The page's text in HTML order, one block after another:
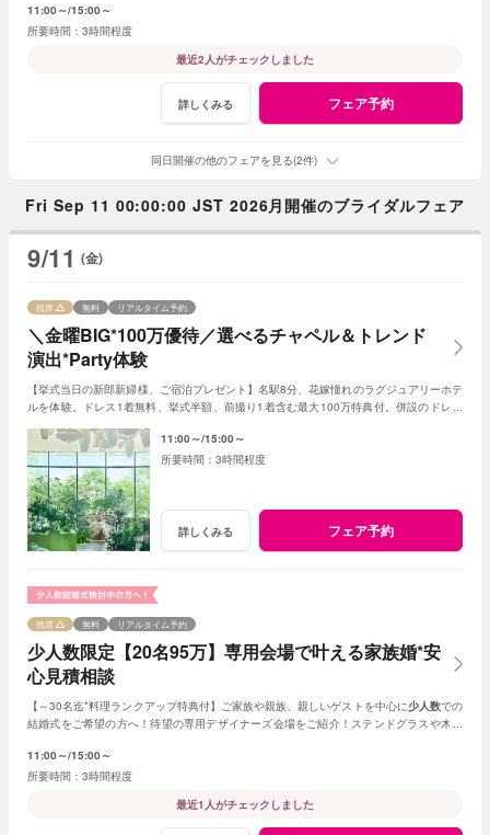
11:00～ 15:00～
3時間程度
最近2人がチェックしました
詳しくみる フェア予約
同日開催の他のフェアを見る(2件)
Fri Sep 11 00:00:00 JST 2026月開催のブライダルフェア
9/11 (金)
＼金曜BIG*100万優待／選べるチャペル＆トレンド
演出*Party体験
残席 無料 リアルタイム予約
【挙式当日の新郎新婦様、ご宿泊プレゼント】名駅8分、花嫁憧れのラグジュアリーホテ
ルを体験。ドレス1着無料、挙式半額、前撮り1着含む最大100万特典付。併設のドレス
11:00～ 15:00～
3時間程度
詳しくみる フェア予約
少人数限定【20名95万】専用会場で叶える家族婚*安
心見積相談
残席 無料 リアルタイム予約
【～30名迄*料理ランクアップ特典付】ご家族や親族、親しいゲストを中心に少人数での
結婚式をご希望の方へ！待望の専用デザイナーズ会場をご紹介！ステンドグラスや木目
11:00～ 15:00～
3時間程度
最近1人がチェックしました